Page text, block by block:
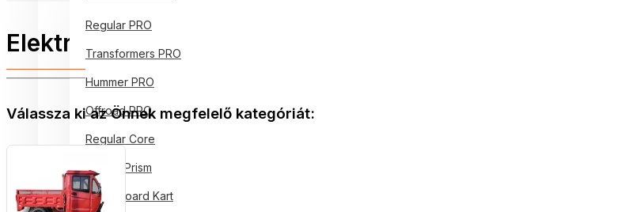
Regular PRO
Transformers PRO
Hummer PRO
Offroad PRO
Regular Core
Jetson Prism
Hoverboard Kart
Elektromos Járművek
Válassza ki az Önnek megfelelő kategóriát: